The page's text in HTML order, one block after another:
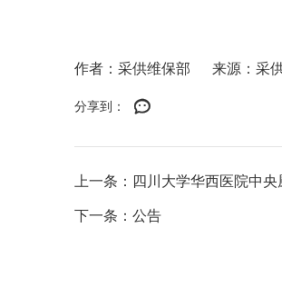
作者：采供维保部 来源：采
分享到：
上一条：四川大学华西医院中
下一条：公告